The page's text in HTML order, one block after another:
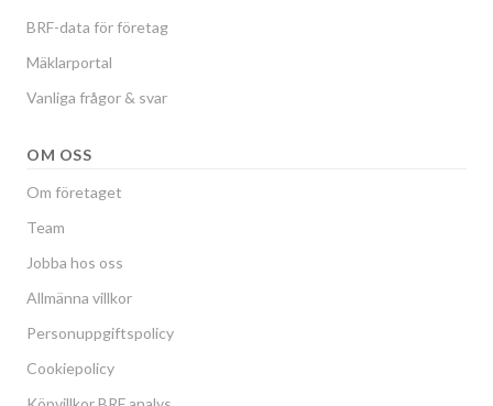
BRF-data för företag
Mäklarportal
Vanliga frågor & svar
OM OSS
Om företaget
Team
Jobba hos oss
Allmänna villkor
Personuppgiftspolicy
Cookiepolicy